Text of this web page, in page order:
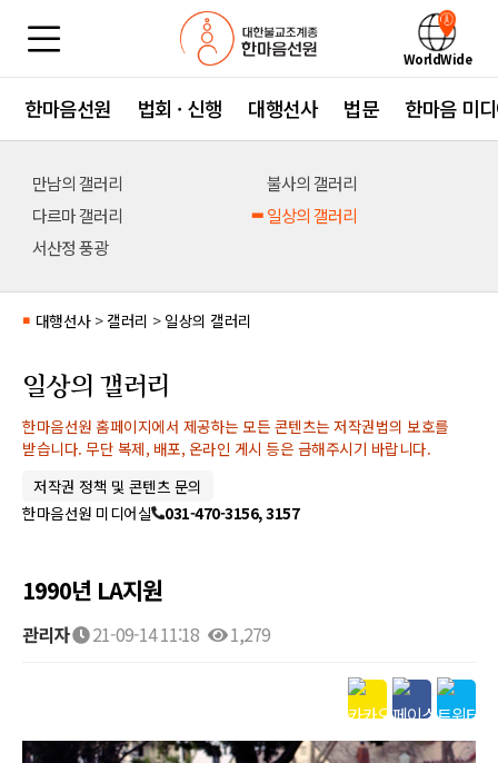
WorldWide
한마음선원 법회 · 신행 대행선사 법문 한마음 미
만남의 갤러리
불사의 갤러리
다르마 갤러리
일상의 갤러리
서산정 풍광
■ 대행선사> 갤러리 > 일상의 갤러리
일상의 갤러리
한마음선원 홈페이지에서 제공하는 모든 콘텐츠는 저작권법의 보호를
받습니다. 무단 복제, 배포, 온라인 게시 등은 금해주시기 바랍니다.
저작권 정책 및 콘텐츠 문의
한마음선원 미디어실
031-470-3156, 3157
1990년 LA지원
관리자 21-09-14 11:18 1,279